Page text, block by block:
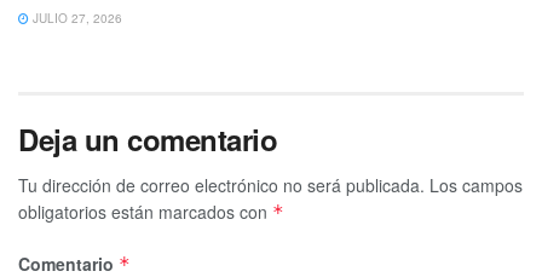
JULIO 27, 2026
Deja un comentario
Tu dirección de correo electrónico no será publicada. Los campos
obligatorios están marcados con *
Comentario *